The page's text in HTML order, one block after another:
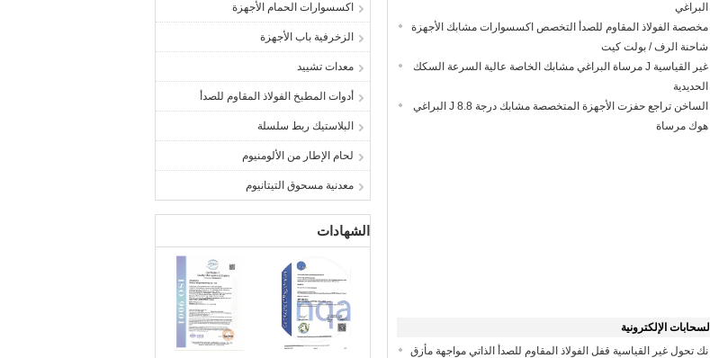
اكسسوارات الحمام الأجهزة
الزخرفية باب الأجهزة
معدات تشييد
أدوات المطبخ الفولاذ المقاوم للصدأ
البلاستيك ربط سلسلة
لحام الإطار من الألومنيوم
معدنية مسحوق التيتانيوم
الشهادات
البراغي
مخصصة الفولاذ المقاوم للصدأ التخصص اكسسوارات مشابك الأجهزة
شاحنة الرف / بولت كيت
غير القياسية J مرساة البراغي مشابك الخاصة عالية السرعة السكك
الحديدية
الساخن تراجع حفزت الأجهزة المتخصصة مشابك درجة 8.8 J البراغي
هوك مرساة
السحابات الإلكترونية
نك تحول غير القياسية قفل الفولاذ المقاوم للصدأ الذاتي مواجهة مأزق